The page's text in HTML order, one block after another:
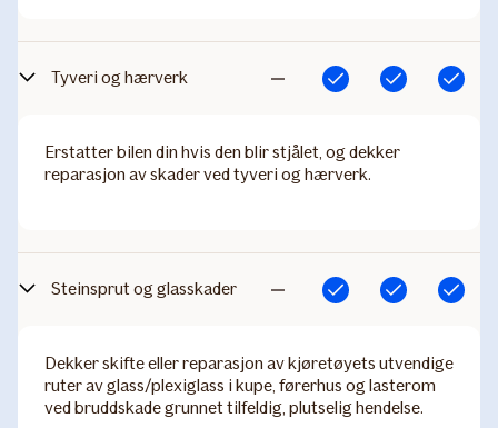
Tyveri og hærverk Inkludert Inkludert Inkludert
Erstatter bilen din hvis den blir stjålet, og dekker
reparasjon av skader ved tyveri og hærverk.
Steinsprut og glasskader Inkludert Inkludert Inkludert
Dekker skifte eller reparasjon av kjøretøyets utvendige
ruter av glass/plexiglass i kupe, førerhus og lasterom
ved bruddskade grunnet tilfeldig, plutselig hendelse.